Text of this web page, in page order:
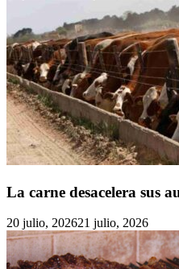
La carne desacelera sus
20 julio, 202621 julio, 2026